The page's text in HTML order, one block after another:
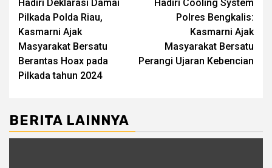
navigation
Hadiri Deklarasi Damai
Pilkada Polda Riau,
Kasmarni Ajak
Masyarakat Bersatu
Berantas Hoax pada
Pilkada tahun 2024
Hadiri Cooling System
Polres Bengkalis:
Kasmarni Ajak
Masyarakat Bersatu
Perangi Ujaran Kebencian
BERITA LAINNYA